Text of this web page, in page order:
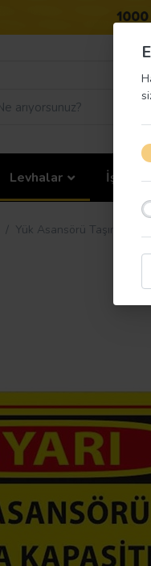
Levhalar İş
Yük Asansörü Taşıma